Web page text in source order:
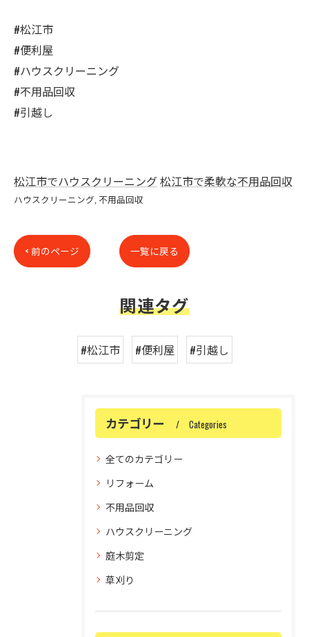
#松江市
#便利屋
#ハウスクリーニング
#不用品回収
#引越し
松江市でハウスクリーニング 松江市で柔軟な不用品回収
ハウスクリーニング 不用品回収
< 前のページ 一覧に戻る
関連タグ
#松江市 #便利屋 #引越し
カテゴリー Categories
全てのカテゴリー
リフォーム
不用品回収
ハウスクリーニング
庭木剪定
草刈り